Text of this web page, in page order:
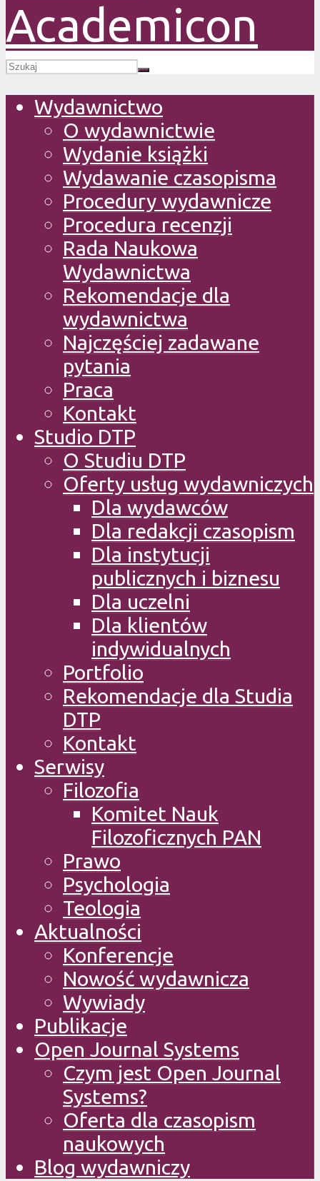
Wydawnictwo
O wydawnictwie
Wydanie książki
Wydawanie czasopisma
Procedury wydawnicze
Procedura recenzji
Rada Naukowa
Wydawnictwa
Rekomendacje dla
wydawnictwa
Najczęściej zadawane
pytania
Praca
Kontakt
Studio DTP
O Studiu DTP
Oferty usług wydawniczych
Dla wydawców
Dla redakcji czasopism
Dla instytucji
publicznych i biznesu
Dla uczelni
Dla klientów
indywidualnych
Portfolio
Rekomendacje dla Studia
DTP
Kontakt
Serwisy
Filozofia
Komitet Nauk
Filozoficznych PAN
Prawo
Psychologia
Teologia
Aktualności
Konferencje
Nowość wydawnicza
Wywiady
Publikacje
Open Journal Systems
Czym jest Open Journal
Systems?
Oferta dla czasopism
naukowych
Blog wydawniczy